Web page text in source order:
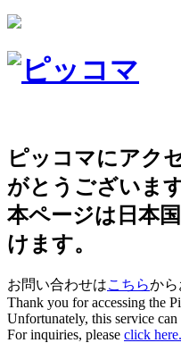
ピッコマにアク
がとうございます
本ページは日本
けます。
お問い合わせはこちらから
Thank you for accessing the
Unfortunately, this service
For inquiries, please click here.